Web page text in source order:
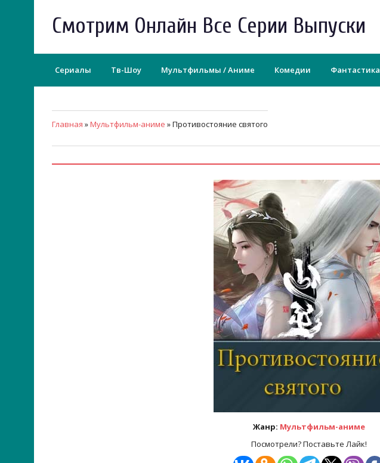
Смотрим Онлайн Все Серии Выпуски
Сериалы Тв-Шоу Мультфильмы / Аниме Комедии Фантастика
Главная »Мультфильм-аниме » Противостояние святого
Жанр: Мультфильм-аниме
Посмотрели? Поставьте Лайк!